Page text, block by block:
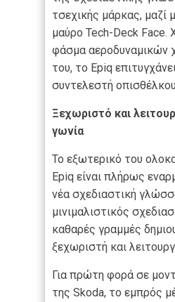
τσεχικής μάρκας, μαζί
μαύρο Tech-Deck Face.
φάσμα αεροδυναμικών
του, το Epiq
συντελεστή
Ξεχωριστό και
γωνία
Το εξωτερικό του
Epiq είναι πλήρως
νέα σχεδιαστική
μινιμαλιστικός
καθαρές γραμμές
ξεχωριστή και
Για πρώτη φορά σε
της Skoda, το εμπρός